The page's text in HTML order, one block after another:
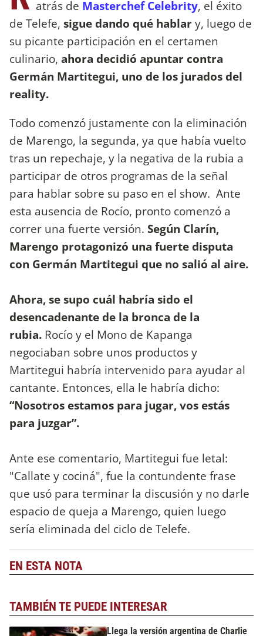
atrás de Masterchef Celebrity, el éxito
de Telefe, sigue dando qué hablary, luego de
su picante participación en el certamen
culinario, ahora decidió apuntar contra
Germán Martitegui, uno de los jurados del
reality.
Todo comenzó justamente con la eliminación
de Marengo, la segunda, ya que había vuelto
tras un repechaje, y la negativa de la rubia a
participar de otros programas de la señal
para hablar sobre su paso en el show. Ante
esta ausencia de Rocío, pronto comenzó a
correr una fuerte versión. Según Clarín,
Marengo protagonizó una fuerte disputa
con Germán Martitegui que no salió al aire.
Ahora, se supo cuál habría sido el
desencadenante de la bronca de la
rubia. Rocío y el Mono de Kapanga
negociaban sobre unos productos y
Martitegui habría intervenido para ayudar al
cantante. Entonces, ella le habría dicho:
“Nosotros estamos para jugar, vos estás
para juzgar”.
Ante ese comentario, Martitegui fue letal:
"Callate y cociná", fue la contundente frase
que usó para terminar la discusión y no darle
espacio de queja a Marengo, quien luego
sería eliminada del ciclo de Telefe.
EN ESTA NOTA
TAMBIÉN TE PUEDE INTERESAR
Llega la versión argentina de Charlie